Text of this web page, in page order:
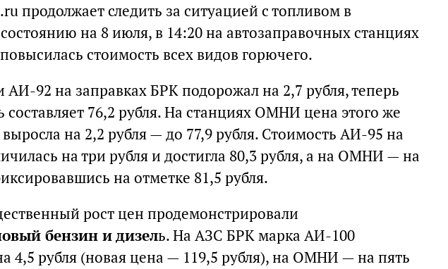
продолжает следить за ситуацией с топливом в
на 8 июля, в 14:20 на автозаправочных станциях
стоимость всех видов горючего.
92 на заправках БРК подорожал на 2,7 рубля, теперь
составляет 76,2 рубля. На станциях ОМНИ цена этого же
на 2,2 рубля — до 77,9 рубля. Стоимость АИ-95 на
на три рубля и достигла 80,3 рубля, а на ОМНИ — на
на отметке 81,5 рубля.
рост цен продемонстрировали
бензин и дизель. На АЗС БРК марка АИ-100
4,5 рубля (новая цена — 119,5 рубля), на ОМНИ — на пять